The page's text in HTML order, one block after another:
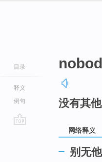
目录
释义
例句
没有其
网络释义
别无